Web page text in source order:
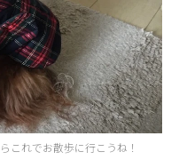
これでお散歩に行こうね！